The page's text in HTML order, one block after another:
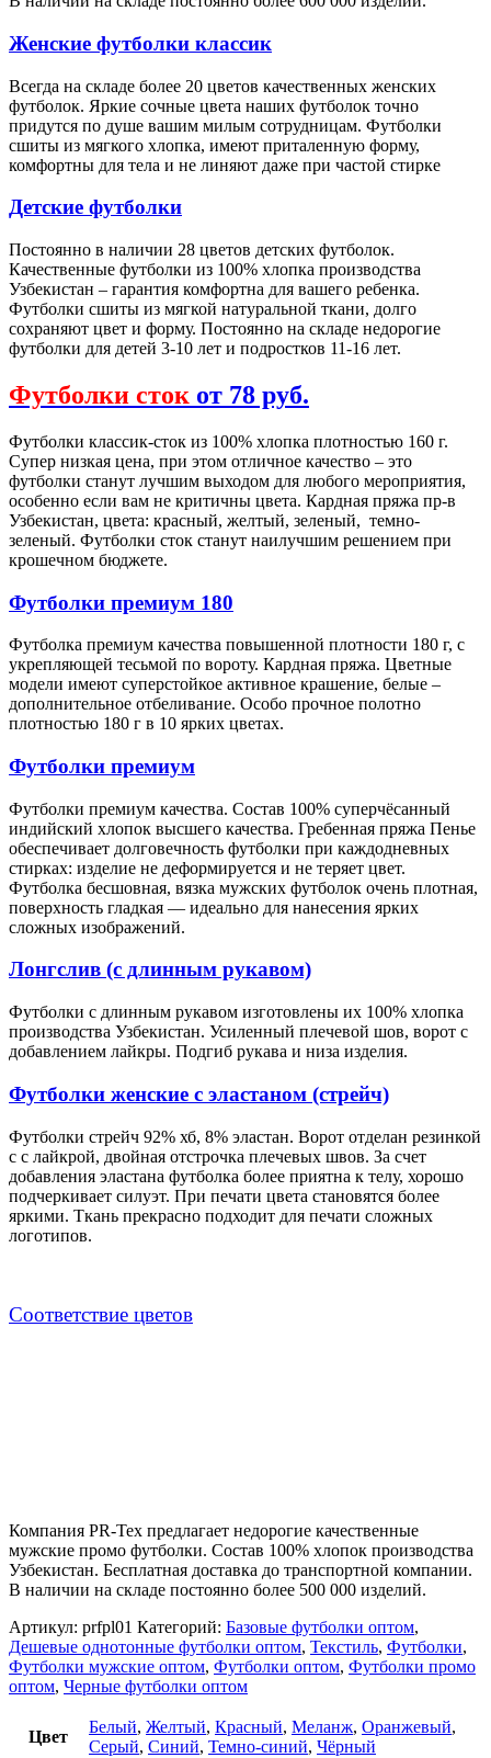
Женские футболки классик
Всегда на складе более 20 цветов качественных женских
футболок. Яркие сочные цвета наших футболок точно
придутся по душе вашим милым сотрудницам. Футболки
сшиты из мягкого хлопка, имеют приталенную форму,
комфортны для тела и не линяют даже при частой стирке
Детские футболки
Постоянно в наличии 28 цветов детских футболок.
Качественные футболки из 100% хлопка производства
Узбекистан – гарантия комфортна для вашего ребенка.
Футболки сшиты из мягкой натуральной ткани, долго
сохраняют цвет и форму. Постоянно на складе недорогие
футболки для детей 3-10 лет и подростков 11-16 лет.
Футболки сток от 78 руб.
Футболки классик-сток из 100% хлопка плотностью 160 г.
Супер низкая цена, при этом отличное качество – это
футболки станут лучшим выходом для любого мероприятия,
особенно если вам не критичны цвета. Кардная пряжа пр-в
Узбекистан, цвета: красный, желтый, зеленый, темно-
зеленый. Футболки сток станут наилучшим решением при
крошечном бюджете.
Футболки премиум 180
Футболка премиум качества повышенной плотности 180 г, с
укрепляющей тесьмой по вороту. Кардная пряжа. Цветные
модели имеют суперстойкое активное крашение, белые –
дополнительное отбеливание. Особо прочное полотно
плотностью 180 г в 10 ярких цветах.
Футболки премиум
Футболки премиум качества. Состав 100% суперчёсанный
индийский хлопок высшего качества. Гребенная пряжа Пенье
обеспечивает долговечность футболки при каждодневных
стирках: изделие не деформируется и не теряет цвет.
Футболка бесшовная, вязка мужских футболок очень плотная,
поверхность гладкая — идеально для нанесения ярких
сложных изображений.
Лонгслив (с длинным рукавом)
Футболки с длинным рукавом изготовлены их 100% хлопка
производства Узбекистан. Усиленный плечевой шов, ворот с
добавлением лайкры. Подгиб рукава и низа изделия.
Футболки женские с эластаном (стрейч)
Футболки стрейч 92% хб, 8% эластан. Ворот отделан резинкой
с с лайкрой, двойная отстрочка плечевых швов. За счет
добавления эластана футболка более приятна к телу, хорошо
подчеркивает силуэт. При печати цвета становятся более
яркими. Ткань прекрасно подходит для печати сложных
логотипов.
Cоответствие цветов
Компания PR-Tex предлагает недорогие качественные
мужские промо футболки. Состав 100% хлопок производства
Узбекистан. Бесплатная доставка до транспортной компании.
В наличии на складе постоянно более 500 000 изделий.
Артикул: prfpl01 Категорий: Базовые футболки оптом,
Дешевые однотонные футболки оптом, Текстиль, Футболки,
Футболки мужские оптом, Футболки оптом, Футболки промо
оптом, Черные футболки оптом
Цвет
Белый, Желтый, Красный, Меланж, Оранжевый,
Серый, Синий, Темно-синий, Чёрный